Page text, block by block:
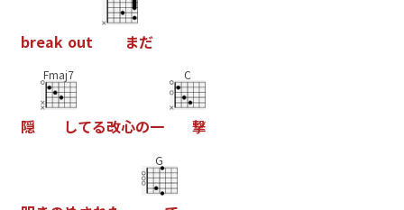
break out まだ
隠
Fmaj7
してる改心の一
C
撃
G